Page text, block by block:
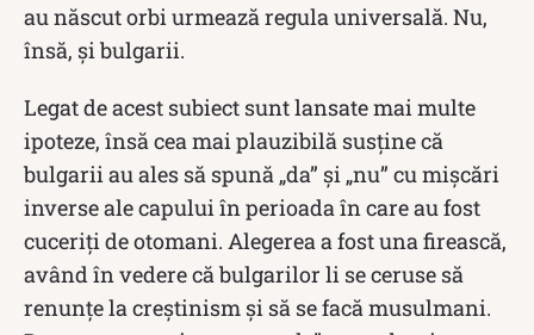
au născut orbi urmează regula universală. Nu,
însă, și bulgarii.
Legat de acest subiect sunt lansate mai multe
ipoteze, însă cea mai plauzibilă susține că
bulgarii au ales să spună „da” și „nu” cu mișcări
inverse ale capului în perioada în care au fost
cuceriți de otomani. Alegerea a fost una firească,
având în vedere că bulgarilor li se ceruse să
renunțe la creștinism și să se facă musulmani.